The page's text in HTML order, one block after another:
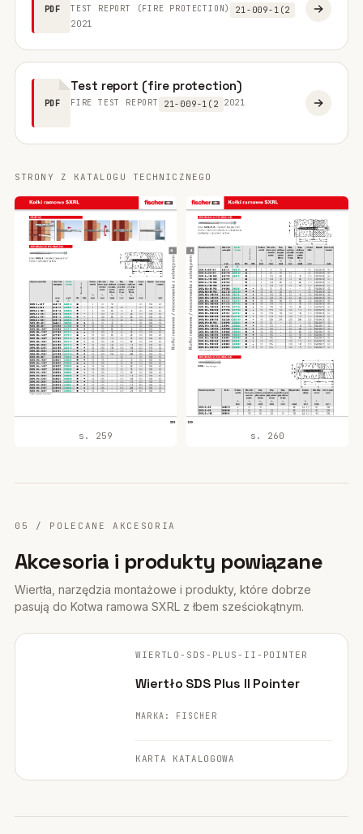
PDF TEST REPORT (FIRE PROTECTION)
21-009-1(2
2021
PDF
Test report (fire protection)
FIRE TEST REPORT 21-009-1(2 2021
STRONY Z KATALOGU TECHNICZNEGO
s. 259 s. 260
05 / POLECANE AKCESORIA
Akcesoria i produkty powiązane
Wiertła, narzędzia montażowe i produkty, które dobrze
pasują do Kotwa ramowa SXRL z łbem sześciokątnym.
ORYGINALNE ZDJĘCIE
WIERTLO-SDS-PLUS-II-POINTER
Wiertło SDS Plus II Pointer
MARKA: FISCHER
KARTA KATALOGOWA